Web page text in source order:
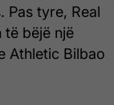
Pas tyre, Real
të bëjë një
Athletic Bilbao